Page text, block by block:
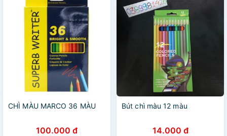
CHÌ MÀU MARCO 36 MÀU
100.000 đ
Bút chì màu 12 màu
14.000 đ